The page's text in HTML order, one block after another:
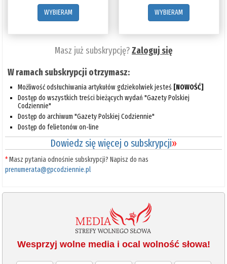
WYBIERAM
WYBIERAM
Masz już subskrypcję?Zaloguj się
W ramach subskrypcji otrzymasz:
Możliwość odsłuchiwania artykułów gdziekolwiek jesteś [NOWOŚĆ]
Dostęp do wszystkich treści bieżących wydań "Gazety Polskiej
Codziennie"
Dostęp do archiwum "Gazety Polskiej Codziennie"
Dostęp do felietonów on-line
Dowiedz się więcej o subskrypcji»
*Masz pytania odnośnie subskrypcji? Napisz do nas
prenumerata@gpcodziennie.pl
Wesprzyj wolne media i ocal wolność słowa!